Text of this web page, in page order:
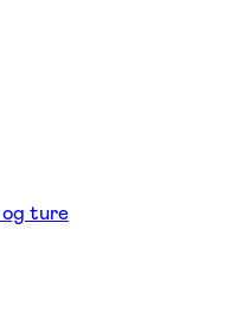
ture